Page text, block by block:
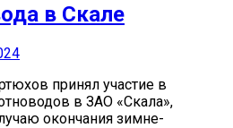
в Скале
принял участие в
в ЗАО «Скала»,
окончания зимне-